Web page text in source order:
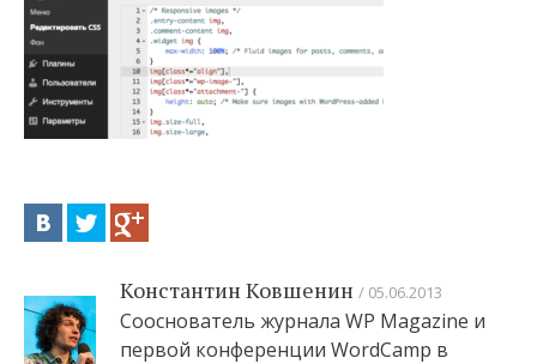
Константин Ковшенин 05.06.2013
Сооснователь журнала WP Magazine и
первой конференции WordCamp в